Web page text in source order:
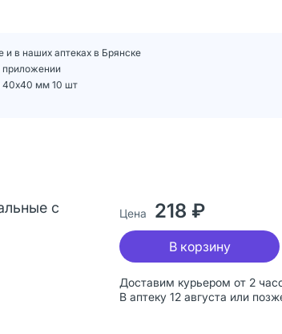
в наших аптеках в Брянске
40х40 мм 10 шт
с
Доставим курьером от 2
В аптеку 12 августа или
Цена 218 ₽
В корзину